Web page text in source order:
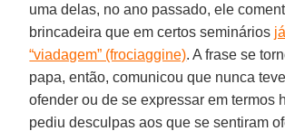
uma delas, no ano passado, ele
brincadeira que em certos seminários
“viadagem” (frociaggine). A frase se
papa, então, comunicou que nunca
ofender ou de se expressar em termos
pediu desculpas aos que se sentiram